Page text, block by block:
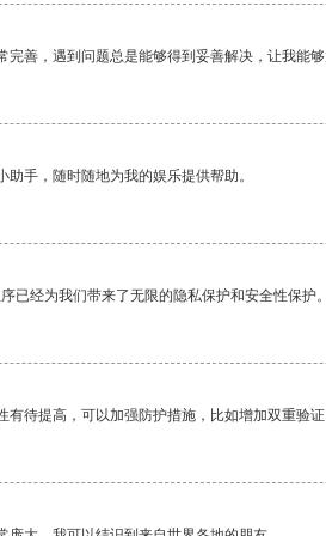
完善，遇到问题总是能够得到妥善解决，让我能够
手，随时随地为我的娱乐提供帮助。
已经为我们带来了无限的隐私保护和安全性保护。
有待提高，可以加强防护措施，比如增加双重验证